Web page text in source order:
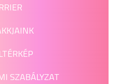
SZABÁLYZAT